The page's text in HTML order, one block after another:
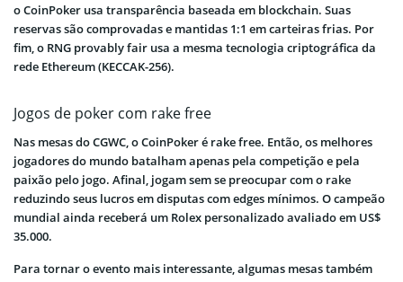
o CoinPoker usa transparência baseada em blockchain. Suas
reservas são comprovadas e mantidas 1:1 em carteiras frias. Por
fim, o RNG provably fair usa a mesma tecnologia criptográfica da
rede Ethereum (KECCAK-256).
Jogos de poker com rake free
Nas mesas do CGWC, o CoinPoker é rake free. Então, os melhores
jogadores do mundo batalham apenas pela competição e pela
paixão pelo jogo. Afinal, jogam sem se preocupar com o rake
reduzindo seus lucros em disputas com edges mínimos. O campeão
mundial ainda receberá um Rolex personalizado avaliado em US$
35.000.
Para tornar o evento mais interessante, algumas mesas também